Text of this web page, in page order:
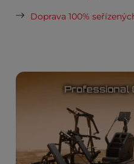
Doprava 100%